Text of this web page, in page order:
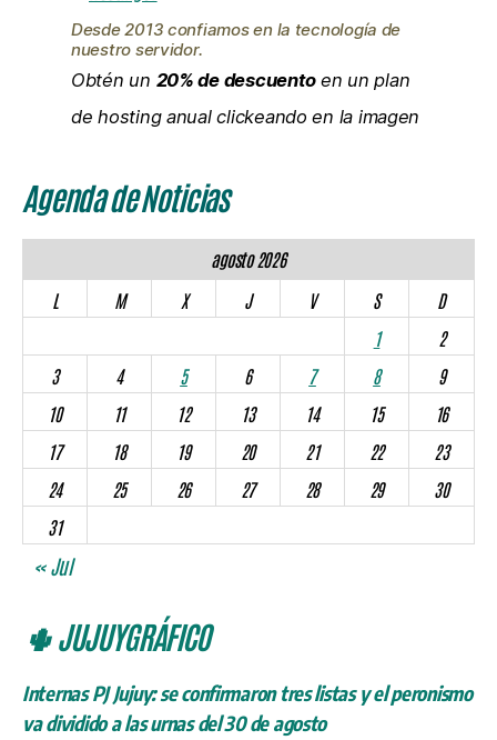
Desde 2013 confiamos en la tecnología de
nuestro servidor.
Obtén un 20% de descuentoen un plan
de hosting anual clickeando en la imagen
Agenda de Noticias
agosto 2026
L
M X J V S
D
1
2
3
4 5 6 7 8
9
10
11 12 13 14 15
16
17
18 19 20 21 22
23
24
25 26 27 28 29
30
31
« Jul
🌵 JUJUYGRÁFICO
Internas PJ Jujuy: se confirmaron tres listas y el peronismo
va dividido a las urnas del 30 de agosto